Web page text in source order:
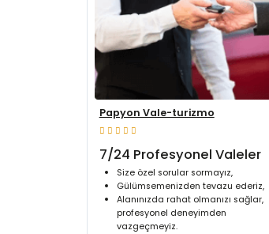
Papyon Vale-turizmo
7/24 Profesyonel Valeler
Size özel sorular sormayız,
Gülümsemenizden tevazu ederiz,
Alanınızda rahat olmanızı sağlar,
profesyonel deneyimden
vazgeçmeyiz.